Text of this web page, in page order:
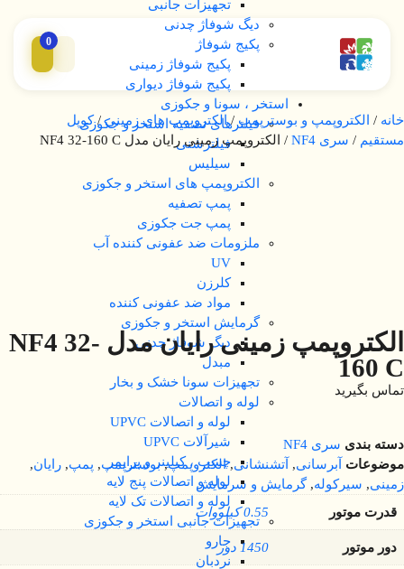
تجهیزات جانبی
دیگ شوفاژ چدنی
پکیج شوفاژ
پکیج شوفاژ زمینی
پکیج شوفاژ دیواری
استخر ، سونا و جکوزی
فیلترهای تصفیه استخر و جکوزی
فیلترشنی
سیلیس
الکتروپمپ های استخر و جکوزی
پمپ تصفیه
پمپ جت جکوزی
ملزومات ضد عفونی کننده آب
UV
کلرزن
مواد ضد عفونی کننده
گرمایش استخر و جکوزی
دیگ شوفاژ چدنی
مبدل
تجهیزات سونا خشک و بخار
لوله و اتصالات
لوله و اتصالات UPVC
شیرآلات UPVC
چسب ، کیلینر و پرایمر
لوله و اتصالات پنج لایه
لوله و اتصالات تک لایه
تجهیزات جانبی استخر و جکوزی
جارو
نردبان
0
خانه / الکتروپمپ و بوسترپمپ /الکتروپمپ های زمینی/کوپل
مستقیم / سری NF4 / الکتروپمپ زمینی رایان مدل NF4 32-160 C
الکتروپمپ زمینی رایان مدل NF4 32-
160 C
تماس بگیرید
دسته بندی سری NF4
موضوعات
آبرسانی, آتشنشانی,الکتروپمپ,بوسترپمپ, پمپ, رایان,
زمینی, سیرکوله,گرمایش و سرمایش
قدرت موتور
0.55 کیلووات
دور موتور 1450 دور